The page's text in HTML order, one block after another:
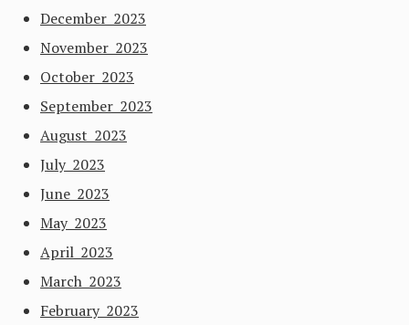
December 2023
November 2023
October 2023
September 2023
August 2023
July 2023
June 2023
May 2023
April 2023
March 2023
February 2023